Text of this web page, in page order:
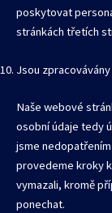
poskytovat
stránkách třetích
Jsou
Naše webové
osobní údaje tedy
jsme
provedeme kroky
vymazali, kromě
ponechat.